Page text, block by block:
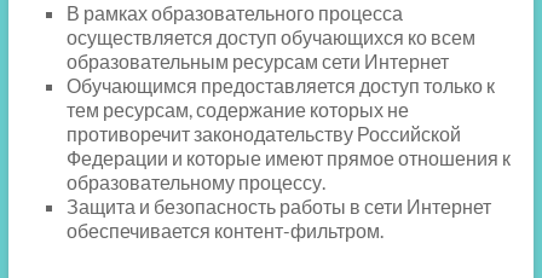
В рамках образовательного процесса
осуществляется доступ обучающихся ко всем
образовательным ресурсам сети Интернет
Обучающимся предоставляется доступ только к
тем ресурсам, содержание которых не
противоречит законодательству Российской
Федерации и которые имеют прямое отношения к
образовательному процессу.
Защита и безопасность работы в сети Интернет
обеспечивается контент-фильтром.